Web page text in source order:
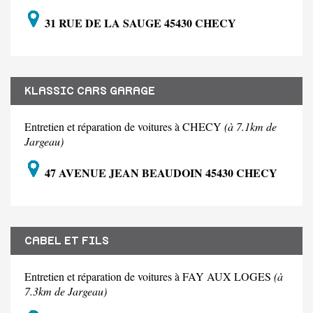
31 RUE DE LA SAUGE 45430 CHECY
KLASSIC CARS GARAGE
Entretien et réparation de voitures à CHECY (à 7.1km de
Jargeau)
47 AVENUE JEAN BEAUDOIN 45430 CHECY
CABEL ET FILS
Entretien et réparation de voitures à FAY AUX LOGES (à
7.3km de Jargeau)